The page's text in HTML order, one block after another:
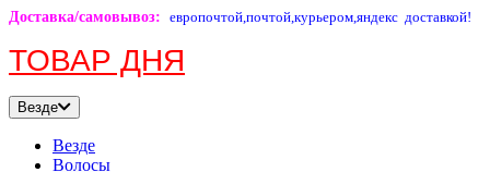
Доставка/самовывоз: европочтой,почтой,курьером,яндекс доставкой!
ТОВАР ДНЯ
Везде
Везде
Волосы